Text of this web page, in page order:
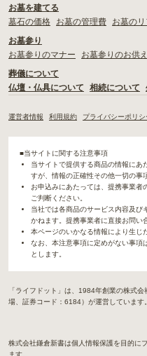
お墓を建てる
墓石の価格
お墓の管理費
お墓の
お墓参り
お墓参りのマナー
お墓参りのお供え
葬儀について
仏壇・仏具について
相続について
運営者情報 利用規約 プライバシーポリシ
■当サイトに関する注意事項
当サイトで提供する商品の情報にあ
すが、情報の正確性その他一切の事
お申込みにあたっては、提携事業者
ご判断ください。
当社では各商品のサービス内容及び
かねます。提携事業者に直接お問い
本ページのいかなる情報により生じ
なお、本注意事項に定めがない事項
とします。
「ライフドット」は、1984年創業の株式
場、証券コード：6184）が運営しています。
株式会社鎌倉新書は個人情報保護を目的に
ます。